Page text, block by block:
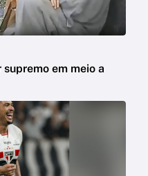
em meio a